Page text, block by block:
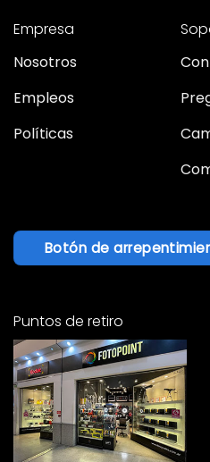
Empresa
Nosotros
Empleos
Políticas
Botón de
Puntos de retiro